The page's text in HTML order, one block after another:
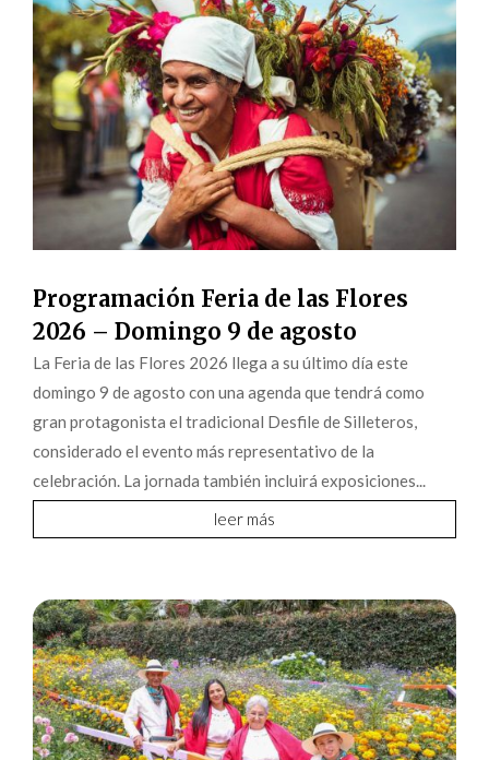
Programación Feria de las Flores
2026 – Domingo 9 de agosto
La Feria de las Flores 2026 llega a su último día este
domingo 9 de agosto con una agenda que tendrá como
gran protagonista el tradicional Desfile de Silleteros,
considerado el evento más representativo de la
celebración. La jornada también incluirá exposiciones...
leer más